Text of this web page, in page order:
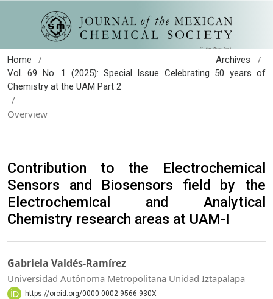
Home / Archives /
Vol. 69 No. 1 (2025): Special Issue Celebrating 50 years of
Chemistry at the UAM Part 2
/
Overview
Contribution to the Electrochemical
Sensors and Biosensors field by the
Electrochemical and Analytical
Chemistry research areas at UAM-I
Gabriela Valdés-Ramírez
Universidad Autónoma Metropolitana Unidad Iztapalapa
https://orcid.org/0000-0002-9566-930X